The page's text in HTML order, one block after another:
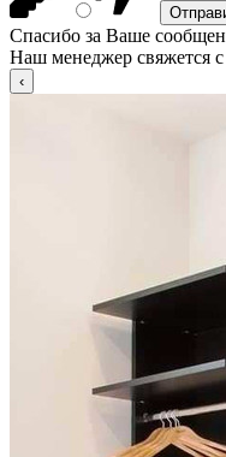
Спасибо за Ваше
Наш менеджер свяжется